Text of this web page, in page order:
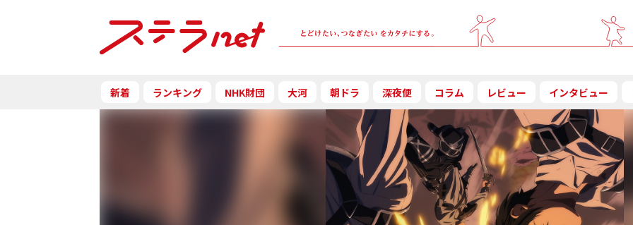
新着 ランキング NHK財団 大河 朝ドラ 深夜便 コラム レビュー インタビュー